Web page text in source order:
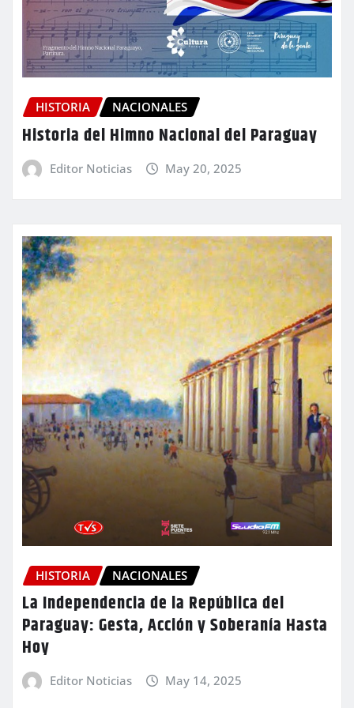
HISTORIA NACIONALES
Historia del Himno Nacional del Paraguay
Editor Noticias May 20, 2025
HISTORIA NACIONALES
La Independencia de la República del
Paraguay: Gesta, Acción y Soberanía Hasta
Hoy
Editor Noticias May 14, 2025